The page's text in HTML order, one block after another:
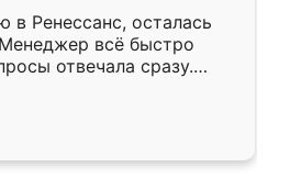
в Ренессанс, осталась
всё быстро
отвечала сразу.
в субботу, подошёл к
Собрали
аккуратно, даже